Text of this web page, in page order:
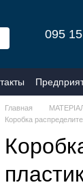
095
Главная
Коробка